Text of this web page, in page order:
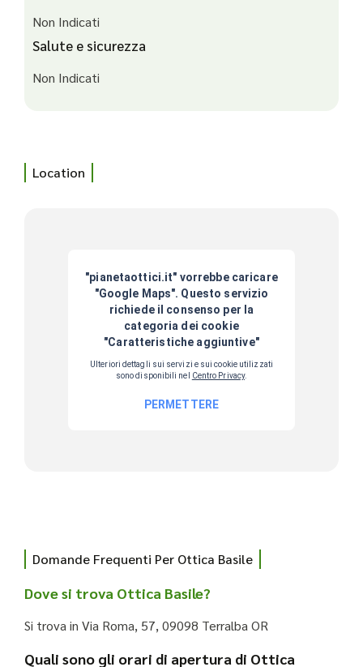
Non Indicati
Salute e sicurezza
Non Indicati
Location
Domande Frequenti Per Ottica Basile
Dove si trova Ottica Basile?
Si trova in Via Roma, 57, 09098 Terralba OR
Quali sono gli orari di apertura di Ottica